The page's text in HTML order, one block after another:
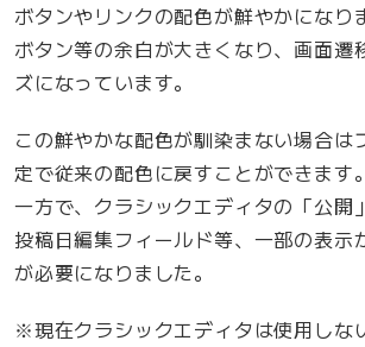
ボタンやリンクの配色が鮮やかになり
ボタン等の余白が大きくなり、画面遷
ズになっています。
この鮮やかな配色が馴染まない場合は
定で従来の配色に戻すことができます。
一方で、クラシックエディタの「公開
投稿日編集フィールド等、一部の表示
が必要になりました。
※現在クラシックエディタは使用しな